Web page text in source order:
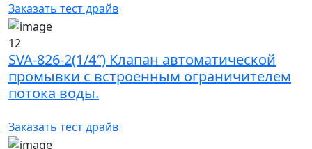
Заказать тест драйв
12
SVA-826-2(1/4″) Клапан автоматической
промывки с встроенным ограничителем
потока воды.
Заказать тест драйв